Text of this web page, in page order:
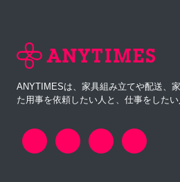
ANYTIMESは、家具組み立てや配送、
た用事を依頼したい人と、仕事をしたい